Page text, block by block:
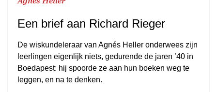
Een brief aan Richard Rieger
De wiskundeleraar van Agnés Heller onderwees zijn
leerlingen eigenlijk niets, gedurende de jaren ’40 in
Boedapest: hij spoorde ze aan hun boeken weg te
leggen, en na te denken.